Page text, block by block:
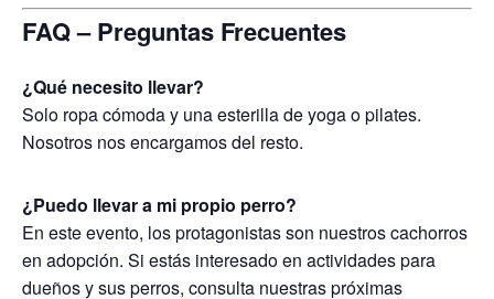
FAQ – Preguntas Frecuentes
¿Qué necesito llevar?
Solo ropa cómoda y una esterilla de yoga o pilates.
Nosotros nos encargamos del resto.
¿Puedo llevar a mi propio perro?
En este evento, los protagonistas son nuestros cachorros
en adopción. Si estás interesado en actividades para
dueños y sus perros, consulta nuestras próximas